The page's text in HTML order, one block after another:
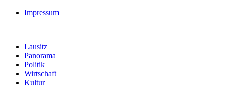
Impressum
Lausitz
Panorama
Politik
Wirtschaft
Kultur